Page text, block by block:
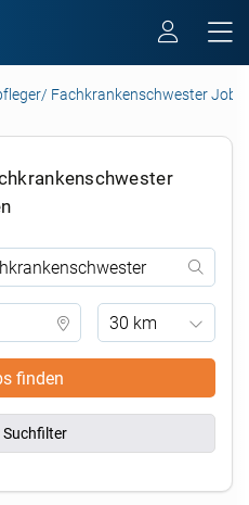
Fachkrankenschwester Jobs
30 km
finden